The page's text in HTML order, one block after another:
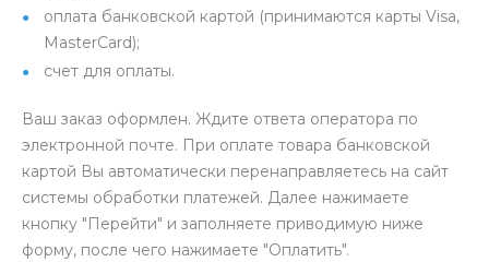
оплата банковской картой (принимаются карты Visa,
MasterCard);
счет для оплаты.
Ваш заказ оформлен. Ждите ответа оператора по
электронной почте. При оплате товара банковской
картой Вы автоматически перенаправляетесь на сайт
системы обработки платежей. Далее нажимаете
кнопку "Перейти" и заполняете приводимую ниже
форму, после чего нажимаете "Оплатить".